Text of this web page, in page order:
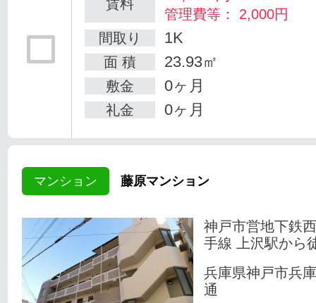
賃料
管理費等： 2,000円
間取り
1K
面 積 23.93㎡
敷金 0ヶ月
礼金 0ヶ月
マンション 藤原マンション
神戸市営地下鉄
手線 上沢駅から
兵庫県神戸市兵
通